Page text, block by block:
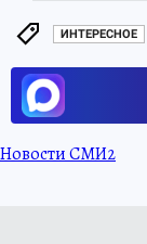
ИНТЕРЕСНОЕ
Новости СМИ2